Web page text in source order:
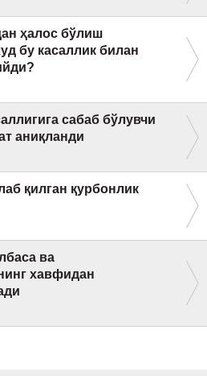
ҳалос бўлиш
бу касаллик билан
сабаб бўлувчи
аниқланди
қилган қурбонлик
ва
хавфидан